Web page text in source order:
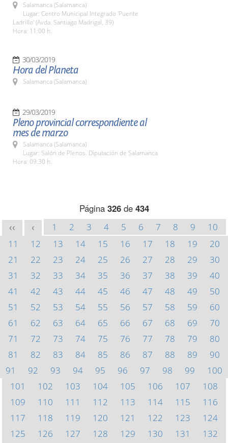
Salamanca (Salamanca)
Lugar: Centro Municipal Integrado 'Puente
Ladrillo' (Avda. Santiago Madrigal, 39)
Hora: 11:00 h.
30/03/2019
Hora del Planeta
Salamanca (Salamanca)
29/03/2019
Pleno provincial correspondiente al
mes de marzo
Salamanca (Salamanca)
Lugar: Salón de Plenos. Diputación de Salamanca
Hora: 09:30 h.
Página 326de 434
<< < 1 2 3 4 5 6 7 8 9
10
11
12 13 14 15 16 17 18 19
20
21
22 23 24 25 26 27 28 29
30
31
32 33 34 35 36 37 38 39
40
41
42 43 44 45 46 47 48 49
50
51
52 53 54 55 56 57 58 59
60
61
62 63 64 65 66 67 68 69
70
71
72 73 74 75 76 77 78 79
80
81
82 83 84 85 86 87 88 89
90
91
92 93 94 95 96 97 98 99
100
101
102 103 104 105 106 107
108
109
110 111 112 113 114 115
116
117
118 119 120 121 122 123
124
125
126 127 128 129 130 131
132